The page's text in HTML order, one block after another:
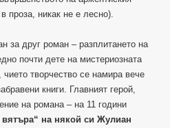
проза, никак не е лесно).
за друг роман – разплитането на
почти дете на мистериозната
творчество се намира вече
книги. Главният герой,
на романа – на 11 години
вятъра“ на някой си Жулиан